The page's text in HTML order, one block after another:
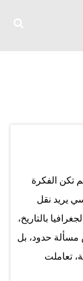
تكن الفكرة
يريد نقل
بالتاريخ،
مسألة حدود، بل
تعاملت